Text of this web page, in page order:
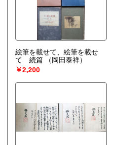
絵筆を載せて、絵筆を載せ
て 続篇
（岡田泰祥）
￥2,200